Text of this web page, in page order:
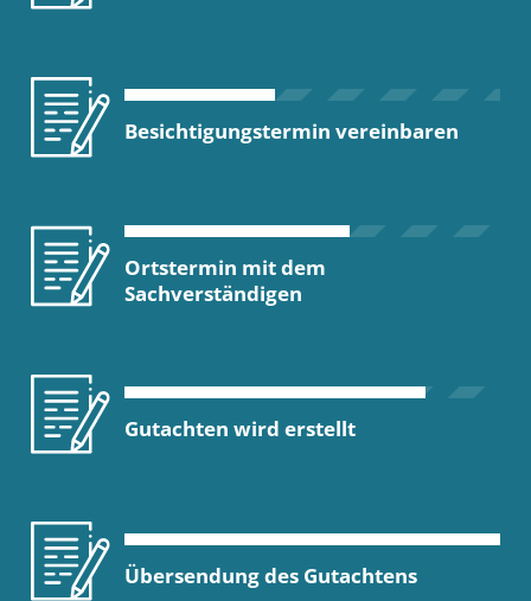
Besichtigungstermin vereinbaren
Ortstermin mit dem
Sachverständigen
Gutachten wird erstellt
Übersendung des Gutachtens